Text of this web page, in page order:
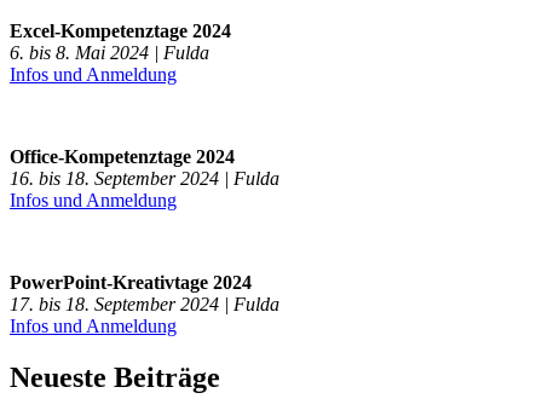
Excel-Kompetenztage 2024
6. bis 8. Mai 2024 | Fulda
Infos und Anmeldung
Office-Kompetenztage 2024
16. bis 18. September 2024 | Fulda
Infos und Anmeldung
PowerPoint-Kreativtage 2024
17. bis 18. September 2024 | Fulda
Infos und Anmeldung
Neueste Beiträge